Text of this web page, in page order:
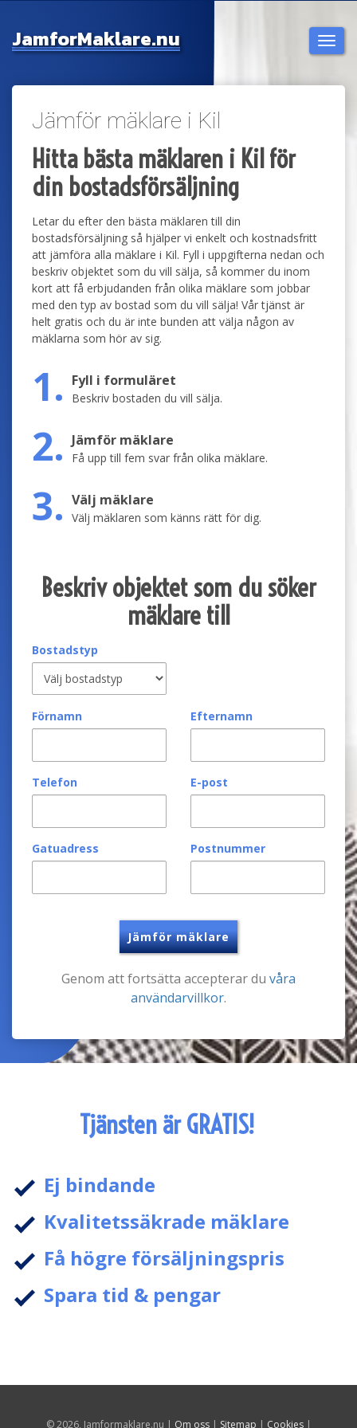
JamforMaklare.nu
Jämför mäklare i Kil
Hitta bästa mäklaren i Kil för
din bostadsförsäljning
Letar du efter den bästa mäklaren till din
bostadsförsäljning så hjälper vi enkelt och kostnadsfritt
att jämföra alla mäklare i Kil. Fyll i uppgifterna nedan och
beskriv objektet som du vill sälja, så kommer du inom
kort att få erbjudanden från olika mäklare som jobbar
med den typ av bostad som du vill sälja! Vår tjänst är
helt gratis och du är inte bunden att välja någon av
mäklarna som hör av sig.
1. Fyll i formuläret
Beskriv bostaden du vill sälja.
2. Jämför mäklare
Få upp till fem svar från olika mäklare.
3. Välj mäklare
Välj mäklaren som känns rätt för dig.
Beskriv objektet som du söker
mäklare till
Bostadstyp
Förnamn Efternamn
Telefon E-post
Gatuadress Postnummer
Jämför mäklare
Genom att fortsätta accepterar du våra
användarvillkor.
Tjänsten är GRATIS!
Ej bindande
Kvalitetssäkrade mäklare
Få högre försäljningspris
Spara tid & pengar
© 2026, Jamformaklare.nu | Om oss| Sitemap | Cookies|